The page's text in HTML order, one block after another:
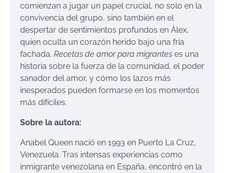
comienzan a jugar un papel crucial, no solo en la
convivencia del grupo, sino también en el
despertar de sentimientos profundos en Álex,
quien oculta un corazón herido bajo una fría
fachada. Recetas de amor para migrantes es una
historia sobre la fuerza de la comunidad, el poder
sanador del amor, y cómo los lazos más
inesperados pueden formarse en los momentos
más difíciles.
Sobre la autora:
Anabel Queen nació en 1993 en Puerto La Cruz,
Venezuela. Tras intensas experiencias como
inmigrante venezolana en España, encontró en la